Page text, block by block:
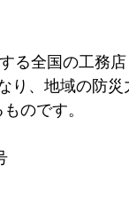
る全国の工務
り、地域の防
のです。